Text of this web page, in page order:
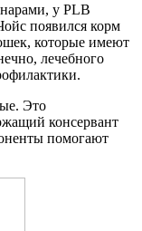
у PLB
появился корм
которые имеют
лечебного
Это
консервант
помогают